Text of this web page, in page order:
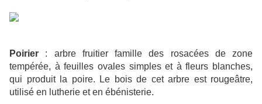
Poirier : arbre fruitier famille des rosacées de zone
tempérée, à feuilles ovales simples et à fleurs blanches,
qui produit la poire. Le bois de cet arbre est rougeâtre,
utilisé en lutherie et en ébénisterie.